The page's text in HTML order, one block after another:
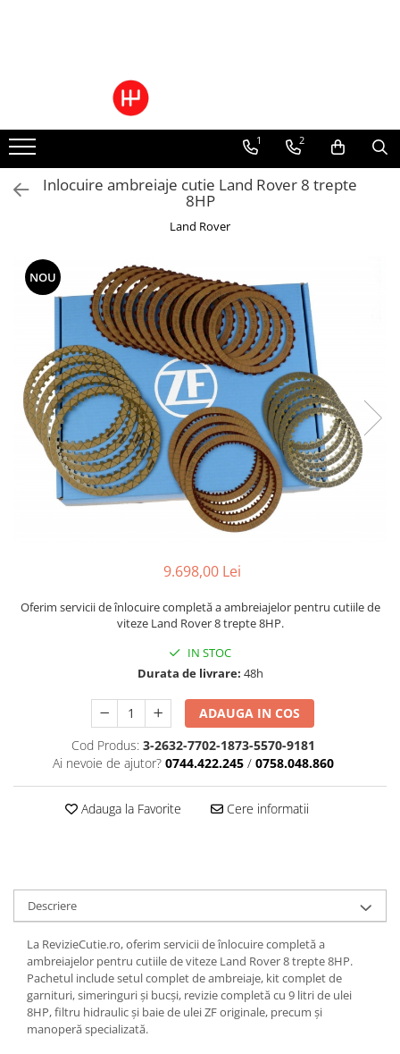
Pachete Cutie Automata
Pachete Cutie Manuala
Pachete Grup Diferential
Reparatii convertizoare de cuplu
Climatizare Auto
Piese cutii de viteze automata
Ulei cutie automata
Filtre cutii automate
1 2
Inlocuire ambreiaje cutie Land Rover 8 trepte
8HP
Land Rover
NOU
9.698,00 Lei
Oferim servicii de înlocuire completă a ambreiajelor pentru cutiile de
viteze Land Rover 8 trepte 8HP.
IN STOC
Durata de livrare: 48h
ADAUGA IN COS
Cod Produs: 3-2632-7702-1873-5570-9181
Ai nevoie de ajutor? 0744.422.245 / 0758.048.860
Adauga la Favorite Cere informatii
Descriere
La RevizieCutie.ro, oferim servicii de înlocuire completă a
ambreiajelor pentru cutiile de viteze Land Rover 8 trepte 8HP.
Pachetul include setul complet de ambreiaje, kit complet de
garnituri, simeringuri și bucși, revizie completă cu 9 litri de ulei
8HP, filtru hidraulic și baie de ulei ZF originale, precum și
manoperă specializată.